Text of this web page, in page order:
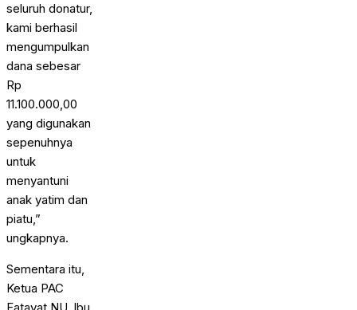
seluruh donatur,
kami berhasil
mengumpulkan
dana sebesar
Rp
11.100.000,00
yang digunakan
sepenuhnya
untuk
menyantuni
anak yatim dan
piatu,”
ungkapnya.
Sementara itu,
Ketua PAC
Fatayat NU, Ibu